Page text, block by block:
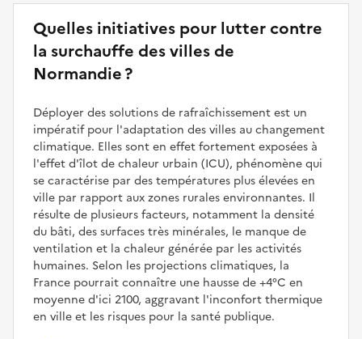
Quelles initiatives pour lutter contre
la surchauffe des villes de
Normandie ?
Déployer des solutions de rafraîchissement est un
impératif pour l'adaptation des villes au changement
climatique. Elles sont en effet fortement exposées à
l'effet d'îlot de chaleur urbain (ICU), phénomène qui
se caractérise par des températures plus élevées en
ville par rapport aux zones rurales environnantes. Il
résulte de plusieurs facteurs, notamment la densité
du bâti, des surfaces très minérales, le manque de
ventilation et la chaleur générée par les activités
humaines. Selon les projections climatiques, la
France pourrait connaître une hausse de +4°C en
moyenne d'ici 2100, aggravant l'inconfort thermique
en ville et les risques pour la santé publique.